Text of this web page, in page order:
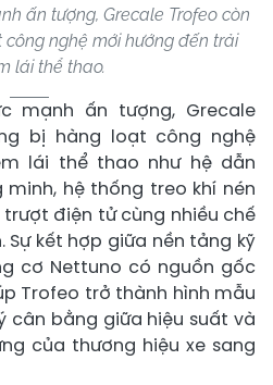
ấn tượng, Grecale Trofeo còn
nghệ mới hướng đến trải
lái thể thao.
mạnh ấn tượng, Grecale
bị hàng loạt công nghệ
lái thể thao như hệ dẫn
hệ thống treo khí nén
điện tử cùng nhiều chế
Sự kết hợp giữa nền tảng kỹ
cơ Nettuno có nguồn gốc
Trofeo trở thành hình mẫu
cân bằng giữa hiệu suất và
của thương hiệu xe sang